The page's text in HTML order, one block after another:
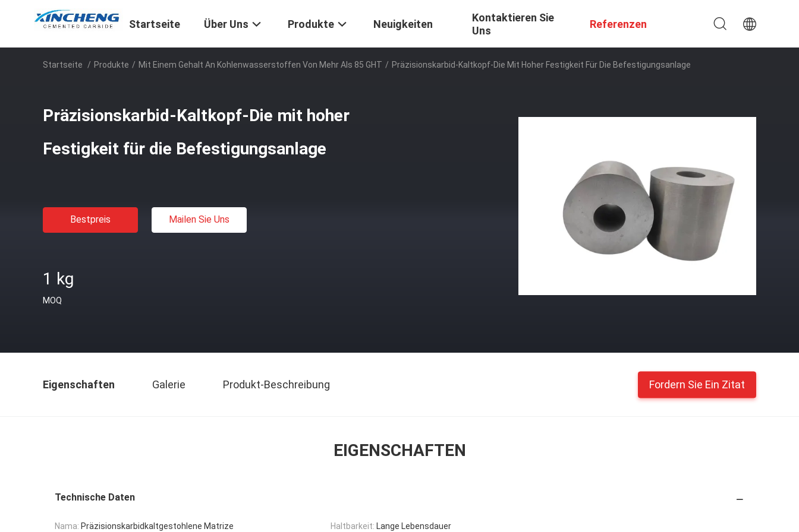
Startseite Über Uns Produkte Neuigkeiten
Kontaktieren Sie
Uns
Referenzen
Startseite / Produkte / Mit Einem Gehalt An Kohlenwasserstoffen Von Mehr Als 85 GHT / Präzisionskarbid-Kaltkopf-Die Mit Hoher Festigkeit Für Die Befestigungsanlage
Präzisionskarbid-Kaltkopf-Die mit hoher
Festigkeit für die Befestigungsanlage
Bestpreis Mailen Sie Uns
1 kg
MOQ
Eigenschaften Galerie Produkt-Beschreibung Fordern Sie Ein Zitat
EIGENSCHAFTEN
Technische Daten
Nama: Präzisionskarbidkaltgestohlene Matrize Haltbarkeit: Lange Lebensdauer